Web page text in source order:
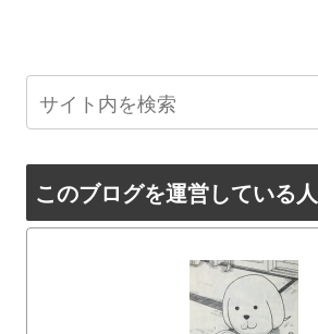
このブログを運営している人